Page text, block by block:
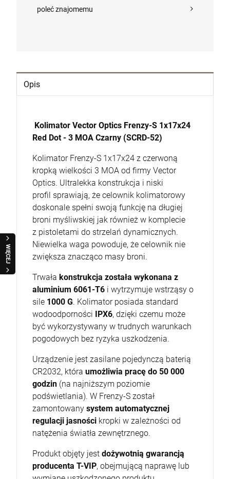
WIĘCEJ
poleć znajomemu
Opis
Kolimator Vector Optics Frenzy-S 1x17x24
Red Dot - 3 MOA Czarny (SCRD-52)
Kolimator Frenzy-S 1x17x24 z czerwoną
kropką wielkości 3 MOA od firmy Vector
Optics. Ultralekka konstrukcja i niski
profil sprawiają, że celownik kolimatorowy
doskonale spełni swoją funkcję na długiej
broni myśliwskiej jak również w komplecie
z pistoletami do strzelań dynamicznych.
Niewielka waga powoduje, że celownik nie
zwiększa znacząco masy broni.
Trwała konstrukcja została wykonana z
aluminium 6061-T6 i wytrzymuje wstrząsy o
sile 1000 G. Kolimator posiada standard
wodoodporności IPX6, dzięki czemu może
być wykorzystywany w trudnych warunkach
pogodowych bez ryzyka uszkodzenia.
Urządzenie jest zasilane pojedynczą baterią
CR2032, która umożliwia pracę do 50 000
godzin (na najniższym poziomie
podświetlania). W Frenzy-S został
zamontowany system automatycznej
regulacji jasności kropki w zależności od
natężenia światła zewnętrznego.
Produkt objęty jest dożywotnią gwarancją
producenta T-VIP, obejmującą naprawę lub